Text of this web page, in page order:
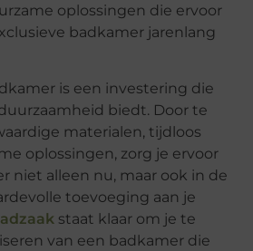
oplossingen die ervoor
badkamer jarenlang
is een investering die
biedt. Door te
materialen, tijdloos
oplossingen, zorg je ervoor
niet alleen nu, maar ook in de
toevoeging aan je
staat klaar om je te
van een badkamer die